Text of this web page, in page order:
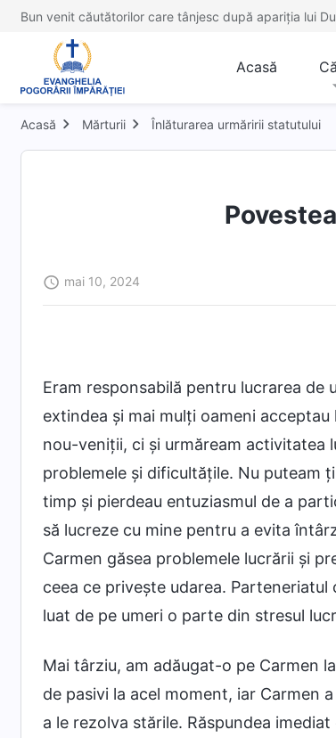
Bun venit căutătorilor care tânjesc după apariția lui
Acasă
Acasă Mărturii Înlăturarea urmăririi statutului
mai 10, 2024
Eram responsabilă pentru lucrarea de
extindea și mai mulți oameni
nou-veniții, ci și urmăream activitatea
problemele și dificultățile. Nu puteam
timp și pierdeau entuziasmul de a
să lucreze cu mine pentru a evita
Carmen găsea problemele lucrării și
ceea ce privește udarea.
luat de pe umeri o parte din stresul
Mai târziu, am adăugat-o pe Carmen
de pasivi la acel moment, iar Carmen
a le rezolva stările. Răspundea